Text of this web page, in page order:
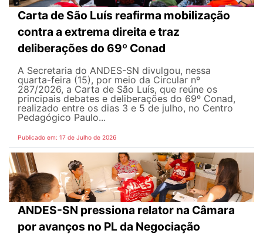
Carta de São Luís reafirma mobilização
contra a extrema direita e traz
deliberações do 69º Conad
A Secretaria do ANDES-SN divulgou, nessa
quarta-feira (15), por meio da Circular nº
287/2026, a Carta de São Luís, que reúne os
principais debates e deliberações do 69º Conad,
realizado entre os dias 3 e 5 de julho, no Centro
Pedagógico Paulo...
Publicado em: 17 de Julho de 2026
ANDES-SN pressiona relator na Câmara
por avanços no PL da Negociação